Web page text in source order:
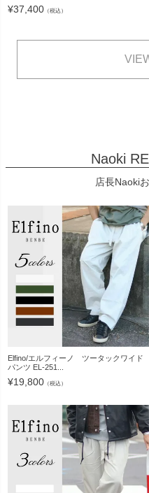
¥37,400 （税込）
Naoki
店長Naoki
Elfino/エルフィーノ ツータックワイド
パンツ EL-251...
¥19,800 （税込）